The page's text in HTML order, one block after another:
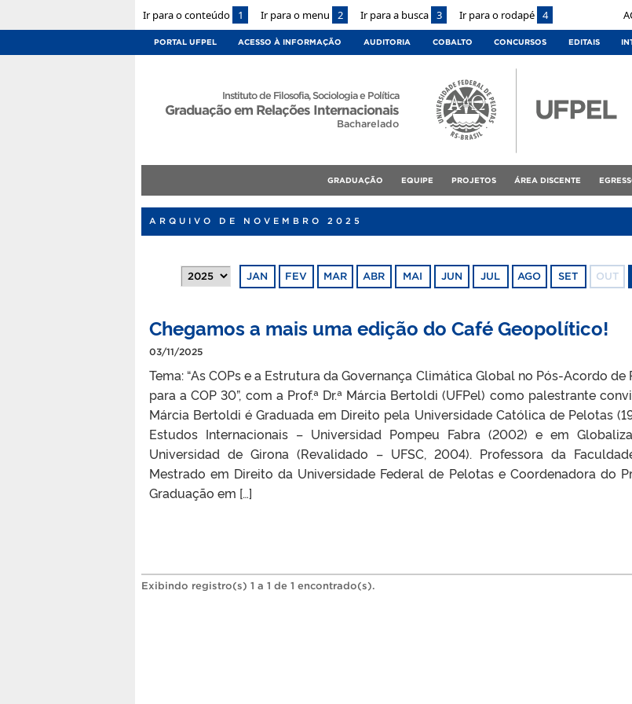
Ir para o conteúdo 1 Ir para o menu 2 Ir para a busca 3 Ir para o rodapé 4
PORTAL UFPEL ACESSO À INFORMAÇÃO AUDITORIA COBALTO CONCURSOS EDITAIS
Instituto de Filosofia, Sociologia e Política
Graduação em Relações Internacionais
Bacharelado
GRADUAÇÃO EQUIPE PROJETOS ÁREA DISCENTE
ARQUIVO DE NOVEMBRO 2025
JAN FEV MAR ABR MAI JUN JUL AGO SET OUT
Chegamos a mais uma edição do Café Geopolítico!
03/11/2025
Tema: “As COPs e a Estrutura da Governança Climática Global no Pós-Acordo
para a COP 30”, com a Prof.ª Dr.ª Márcia Bertoldi (UFPel) como palestrante
Márcia Bertoldi é Graduada em Direito pela Universidade Católica de Pelotas
Estudos Internacionais – Universidad Pompeu Fabra (2002) e em
Universidad de Girona (Revalidado – UFSC, 2004). Professora da
Mestrado em Direito da Universidade Federal de Pelotas e Coordenadora do
Graduação em […]
Exibindo registro(s) 1 a 1 de 1 encontrado(s).